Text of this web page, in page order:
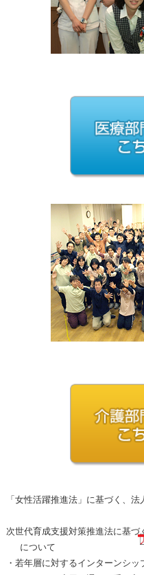
「女性活躍推進法」に基づく、法
次世代育成支援対策推進法に基づ
について
・若年層に対するインターンシッ